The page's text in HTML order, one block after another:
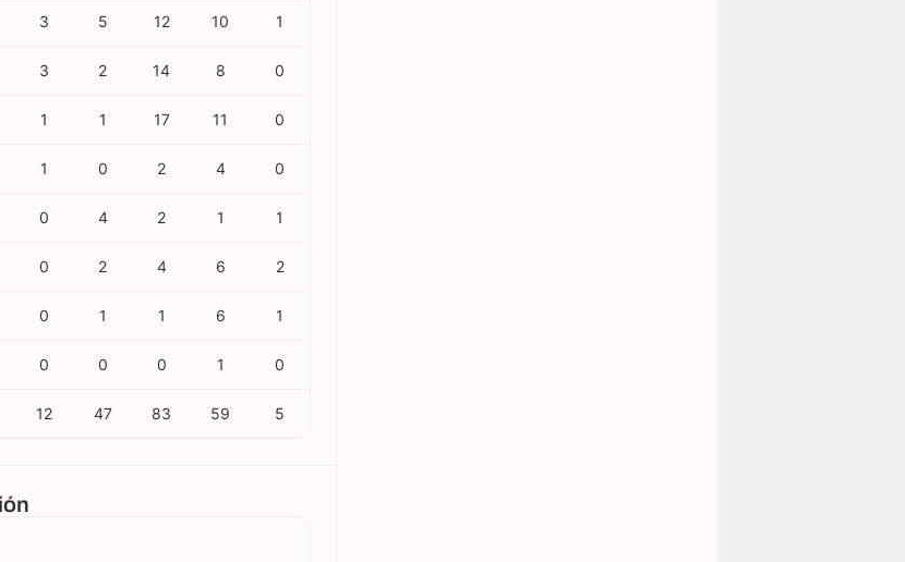
3 5 12 10 1
3 2 14 8 0
1 1 17 11 0
1 0 2 4 0
0 4 2 1 1
0 2 4 6 2
0 1 1 6 1
0 0 0 1 0
12 47 83 59 5